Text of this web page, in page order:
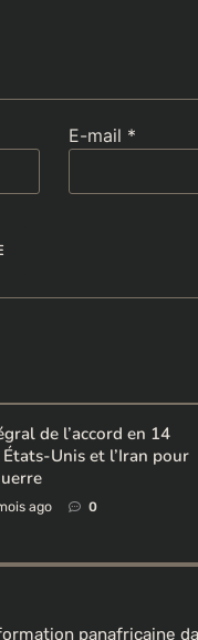
E-mail *
de l’accord en 14
Unis et l’Iran pour
ago 0
panafricaine